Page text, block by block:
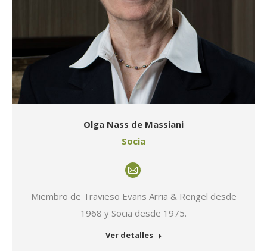
Olga Nass de Massiani
Socia
Miembro de Travieso Evans Arria & Rengel desde
1968 y Socia desde 1975.
E-
mail
Ver detalles